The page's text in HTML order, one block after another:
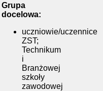
Grupa
docelowa:
uczniowie/uczennice
ZST;
Technikum
i
Branżowej
szkoły
zawodowej